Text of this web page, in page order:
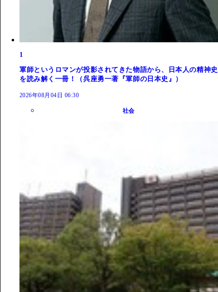
1
軍師というロマンが投影されてきた物語から、日本人の精神史
を読み解く一冊！（呉座勇一著『軍師の日本史』）
2026年08月04日 06:30
社会